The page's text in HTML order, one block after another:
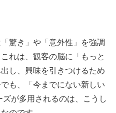
驚き」や「意外性」を強調
れは、観客の脳に「もっと
し、興味を引きつけるため
も、「今までにない新しい
が多用されるのは、こうし